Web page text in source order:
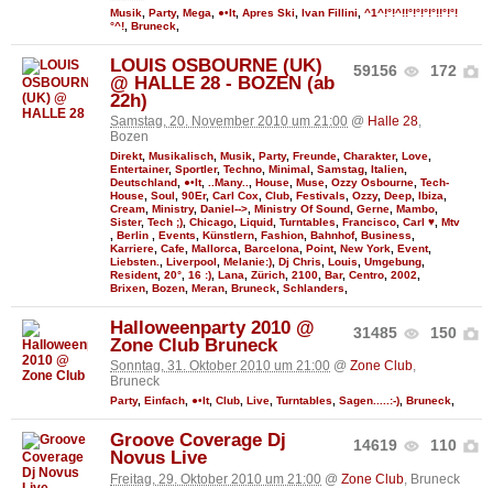
Musik Party, Mega ●•It, Apres Ski Ivan Fillini
^1^!°!^!!°!°!°!°!!°!°!
°^! Bruneck
59156 172
LOUIS OSBOURNE (UK)
@ HALLE 28 - BOZEN (ab
22h)
Samstag, 20. November 2010 um 21:00 @ Halle 28,
Bozen
Direkt, Musikalisch Musik Party, Freunde Charakter, Love
Entertainer, Sportler, Techno Minimal Samstag Italien
Deutschland
●•It, ..Many.. House Muse Ozzy Osbourne Tech-
House Soul 90Er, Carl Cox Club Festivals Ozzy, Deep Ibiza
Cream Ministry, Daniel--> Ministry Of Sound Gerne Mambo
Sister, Tech ;) Chicago Liquid Turntables Francisco Carl ♥ Mtv
Berlin Events Künstlern Fashion Bahnhof, Business
Karriere Cafe Mallorca Barcelona Point, New York Event,
Liebsten.
Liverpool Melanie:) Dj Chris Louis Umgebung
Resident, 20° 16 :) Lana Zürich 2100 Bar, Centro 2002
Brixen Bozen Meran Bruneck Schlanders
31485 150
Halloweenparty 2010 @
Zone Club Bruneck
Sonntag, 31. Oktober 2010 um 21:00 @ Zone Club,
Bruneck
Party, Einfach, ●•It, Club, Live, Turntables, Sagen.....:-), Bruneck,
14619 110
Groove Coverage Dj
Novus Live
Freitag, 29. Oktober 2010 um 21:00 @ Zone Club , Bruneck